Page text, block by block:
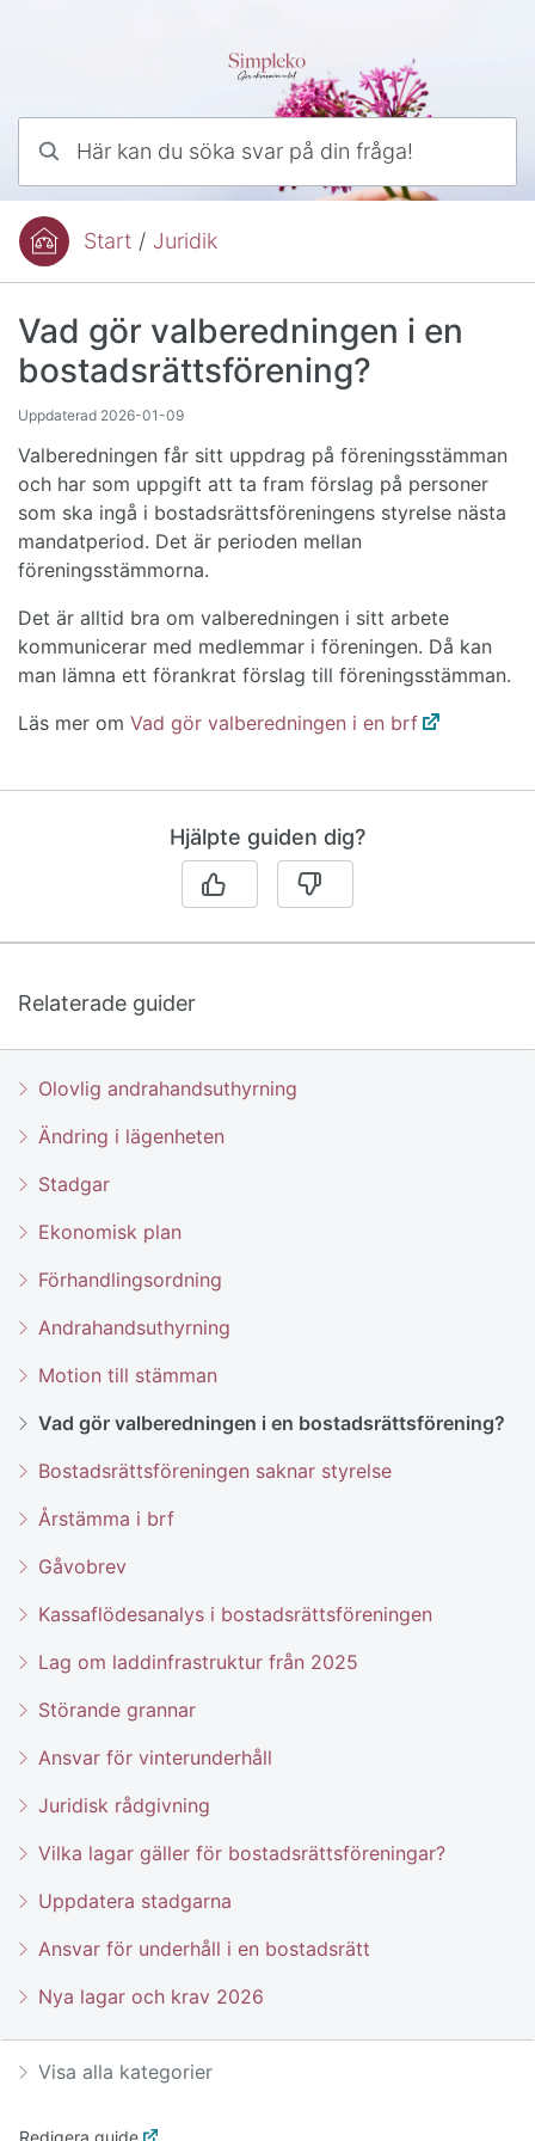
Du är här:Start / Juridik
Vad gör valberedningen i en
bostadsrättsförening?
Uppdaterad 2026-01-09
Valberedningen får sitt uppdrag på föreningsstämman
och har som uppgift att ta fram förslag på personer
som ska ingå i bostadsrättsföreningens styrelse nästa
mandatperiod. Det är perioden mellan
föreningsstämmorna.
Det är alltid bra om valberedningen i sitt arbete
kommunicerar med medlemmar i föreningen. Då kan
man lämna ett förankrat förslag till föreningsstämman.
Läs mer om Vad gör valberedningen i en brf
Hjälpte guiden dig?
Relaterade guider
Olovlig andrahandsuthyrning
Ändring i lägenheten
Stadgar
Ekonomisk plan
Förhandlingsordning
Andrahandsuthyrning
Motion till stämman
Vad gör valberedningen i en bostadsrättsförening?
Bostadsrättsföreningen saknar styrelse
Årstämma i brf
Gåvobrev
Kassaflödesanalys i bostadsrättsföreningen
Lag om laddinfrastruktur från 2025
Störande grannar
Ansvar för vinterunderhåll
Juridisk rådgivning
Vilka lagar gäller för bostadsrättsföreningar?
Uppdatera stadgarna
Ansvar för underhåll i en bostadsrätt
Nya lagar och krav 2026
Visa alla kategorier
Redigera guide